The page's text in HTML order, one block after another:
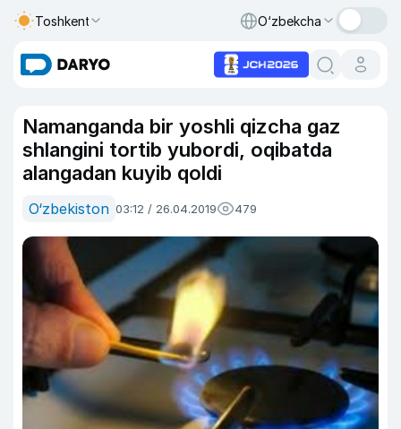
Toshkent O‘zbekcha
Namanganda bir yoshli qizcha gaz
shlangini tortib yubordi, oqibatda
alangadan kuyib qoldi
O‘zbekiston 03:12 / 26.04.2019 479